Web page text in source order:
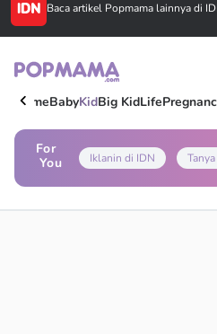
Baca artikel Popmama lainnya di
HomeBabyKidBig KidLife
For
You
Iklanin di IDN